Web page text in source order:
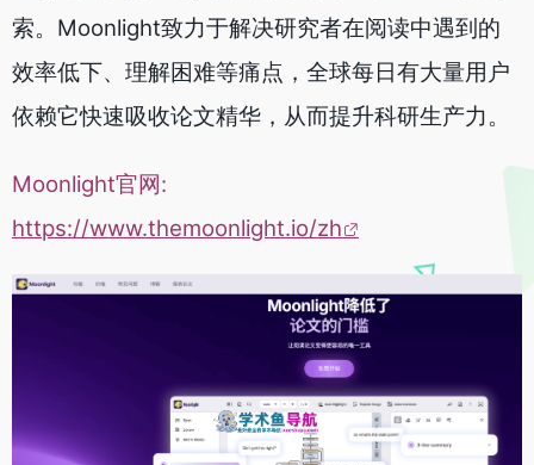
索。Moonlight致力于解决研究者在阅读中遇到的
效率低下、理解困难等痛点，全球每日有大量用户
依赖它快速吸收论文精华，从而提升科研生产力。
Moonlight官网:
https://www.themoonlight.io/zh